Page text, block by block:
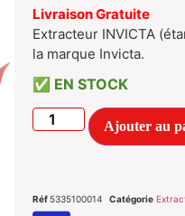
Livraison Gratuite
Extracteur INVICTA
la marque Invicta.
EN STOCK
Ajouter au
Réf 5335100014 Catégorie